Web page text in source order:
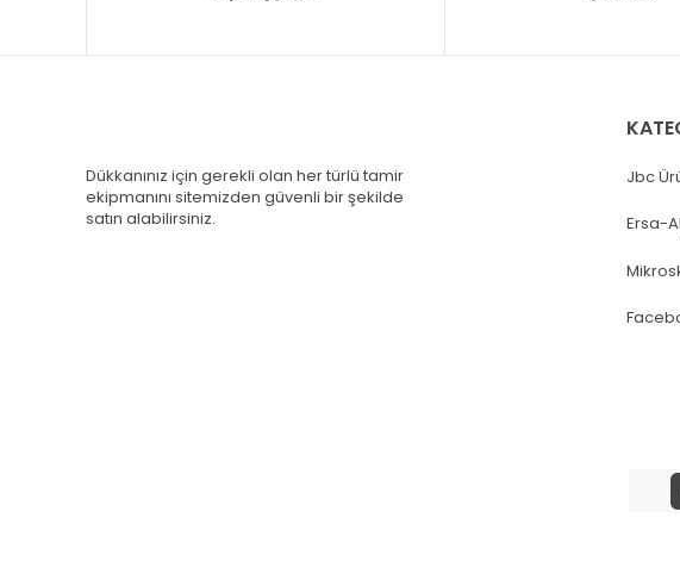
Dükkanınız için gerekli olan her türlü tamir
ekipmanını sitemizden güvenli bir şekilde
satın alabilirsiniz.
Jbc
Ersa-